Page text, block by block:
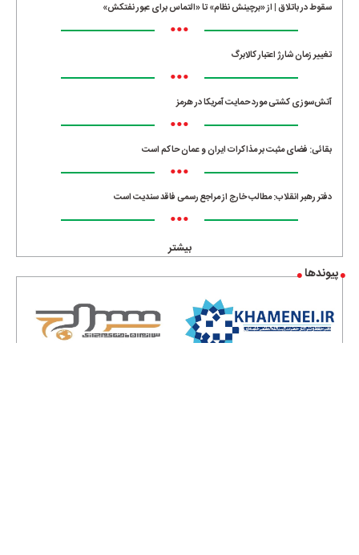
سقوط در باتلاق | از «برچینش نظام» تا «التماس برای عبور نفتکش»
•••
تغییر زمان شارژ اعتبار کالابرگ
•••
آتش‌سوزی کشتی مورد حمایت آمریکا در هرمز
•••
بقائی: فضای مثبت بر مذاکرات ایران و عمان حاکم است
•••
دفتر رهبر انقلاب: مطالب خارج از مراجع رسمی فاقد سندیت است
•••
بیشتر
پیوندها